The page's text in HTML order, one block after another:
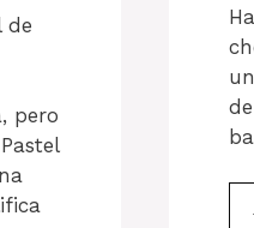
de
pero